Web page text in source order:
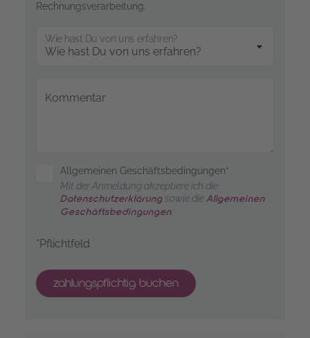
Rechnungsverarbeitung.
Wie hast Du von uns erfahren?
Kommentar
Allgemeinen Geschäftsbedingungen*
Mit der Anmeldung akzeptiere ich die
Datenschutzerklärung sowie die Allgemeinen
Geschäftsbedingungen.
*Pflichtfeld
zahlungspflichtig buchen